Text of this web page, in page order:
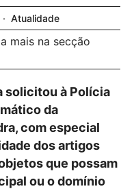
Atualidade
mais na secção
solicitou à Polícia
da
com especial
dos artigos
que possam
ou o domínio